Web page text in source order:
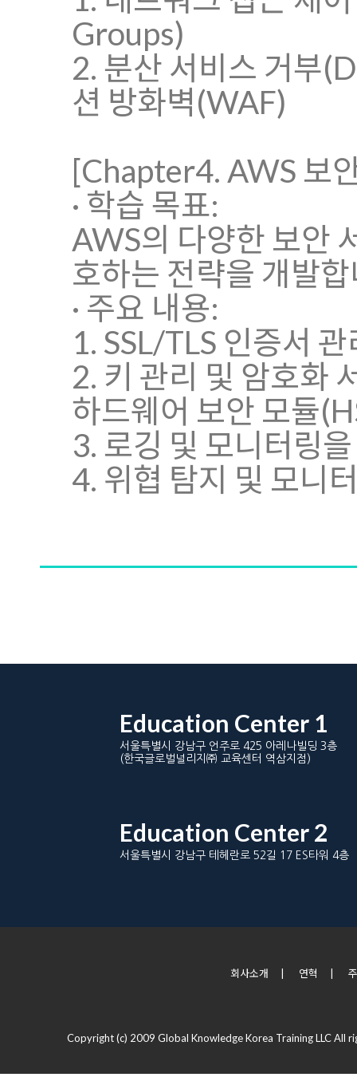
Groups)
2. 분산 서비스 거부
션 방화벽(WAF)
[Chapter4. AWS 보
· 학습 목표:
AWS의 다양한 보안
호하는 전략을 개발
· 주요 내용:
1. SSL/TLS 인증서
2. 키 관리 및 암호화
하드웨어 보안 모듈
3. 로깅 및 모니터링
4. 위협 탐지 및 모니
Education Center 1
서울특별시 강남구 언주로 425 아레나빌딩 3층
(한국글로벌널리지㈜ 교육센터 역삼지점)
Education Center 2
서울특별시 강남구 테헤란로 52길 17 ES타워 4층
회사소개 연혁
Copyright (c) 2009 Global Knowledge Korea Training LLC All